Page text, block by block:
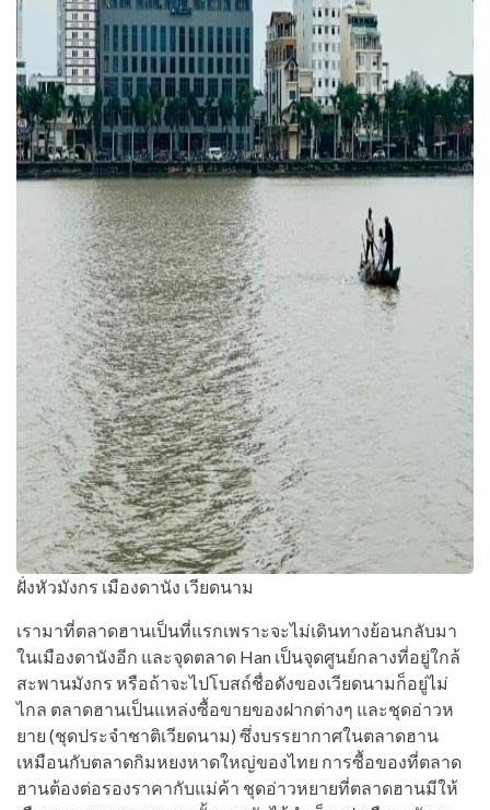
ฝั่งหัวมังกร เมืองดานัง เวียดนาม
เรามาที่ตลาดฮานเป็นที่แรกเพราะจะไม่เดินทางย้อนกลับมา
ในเมืองดานังอีก และจุดตลาด Han เป็นจุดศูนย์กลางที่อยู่ใกล้
สะพานมังกร หรือถ้าจะไปโบสถ์ชื่อดังของเวียดนามก็อยู่ไม่
ไกล ตลาดฮานเป็นแหล่งซื้อขายของฝากต่างๆ และชุดอ่าวห
ยาย (ชุดประจำชาติเวียดนาม) ซึ่งบรรยากาศในตลาดฮาน
เหมือนกับตลาดกิมหยงหาดใหญ่ของไทย การซื้อของที่ตลาด
ฮานต้องต่อรองราคากับแม่ค้า ชุดอ่าวหยายที่ตลาดฮานมีให้